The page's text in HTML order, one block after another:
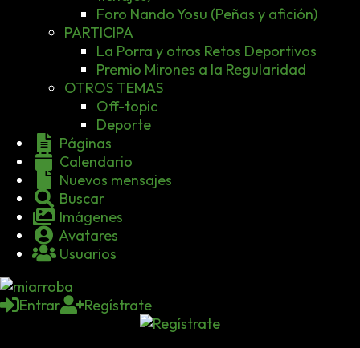
Foro Nando Yosu (Peñas y afición)
PARTICIPA
La Porra y otros Retos Deportivos
Premio Mirones a la Regularidad
OTROS TEMAS
Off-topic
Deporte
Páginas
Calendario
Nuevos mensajes
Buscar
Imágenes
Avatares
Usuarios
Entrar Regístrate